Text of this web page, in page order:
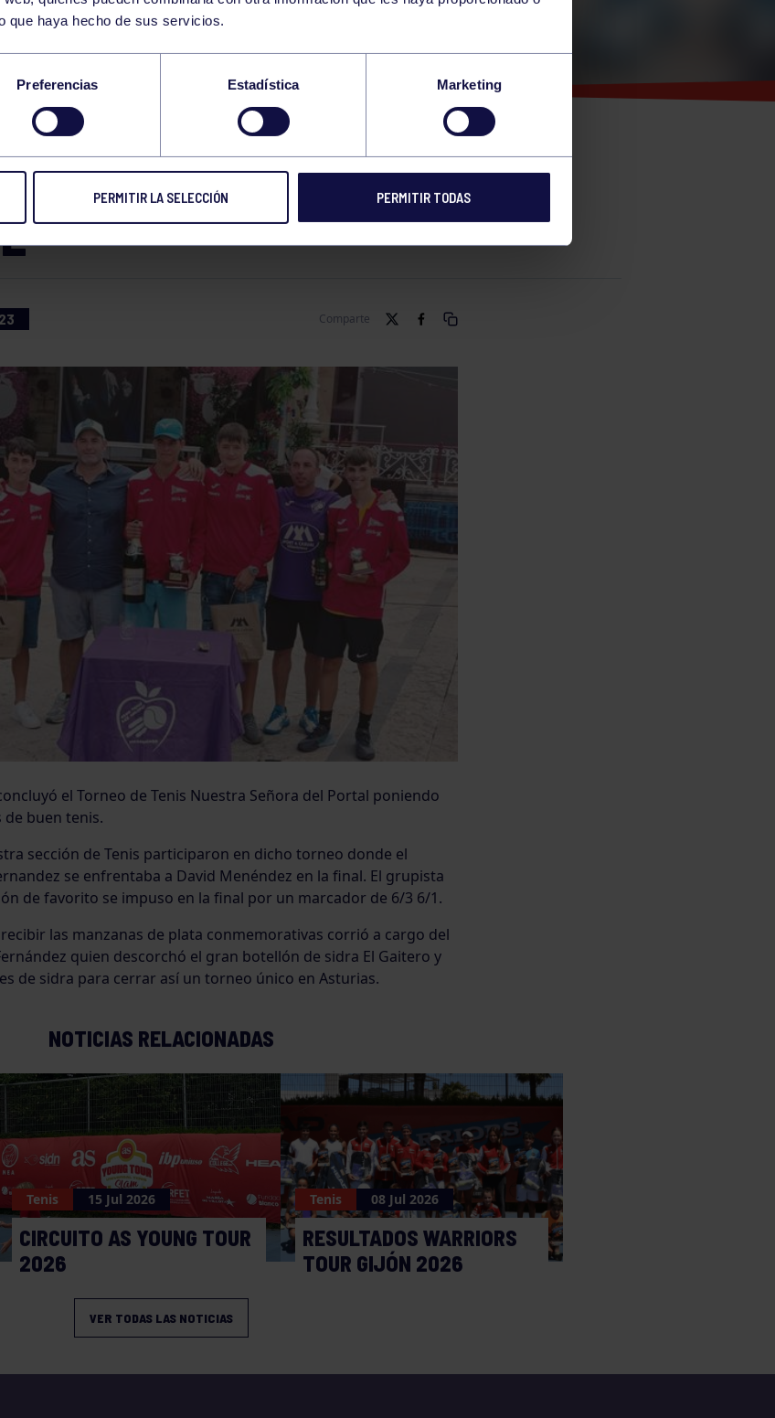
que haya hecho de sus servicios.
Preferencias Estadística Marketing
PERMITIR LA SELECCIÓN PERMITIR TODAS
FERNÁNDEZ GANA
DE TENIS
SEÑORA DEL
Comparte
el Torneo de Tenis Nuestra Señora del Portal poniendo
de buen tenis.
sección de Tenis participaron en dicho torneo donde el
se enfrentaba a David Menéndez en la final. El grupista
de favorito se impuso en la final por un marcador de 6/3 6/1.
las manzanas de plata conmemorativas corrió a cargo del
quien descorchó el gran botellón de sidra El Gaitero y
de sidra para cerrar así un torneo único en Asturias.
NOTICIAS RELACIONADAS
Tenis 15 Jul 2026
CIRCUITO AS YOUNG TOUR
2026
Tenis 08 Jul 2026
RESULTADOS WARRIORS
TOUR GIJÓN 2026
VER TODAS LAS NOTICIAS